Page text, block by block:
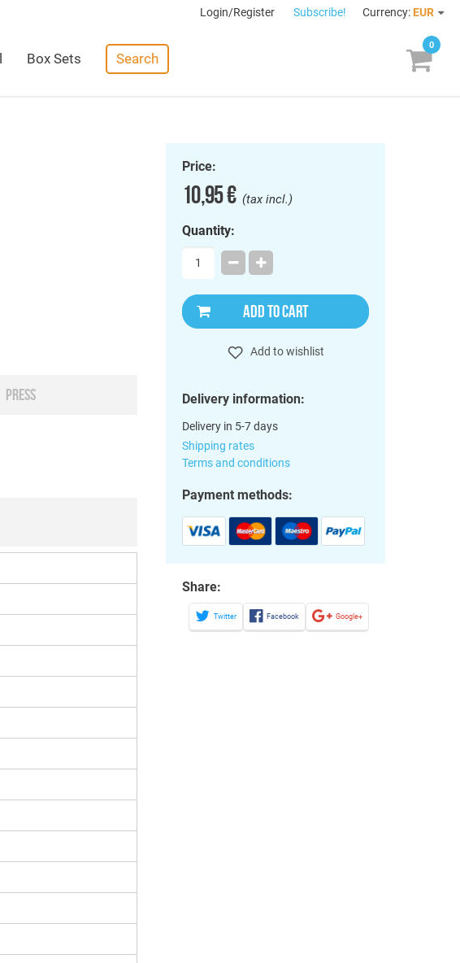
Login/Register Subscribe! Currency: EUR
Box Sets Search
0
PRESS
Price:
10,95 €(tax incl.)
Quantity:
ADD TO CART
Add to wishlist
Delivery information:
Delivery in 5-7 days
Shipping rates
Terms and conditions
Payment methods:
Share:
Twitter Facebook Google+